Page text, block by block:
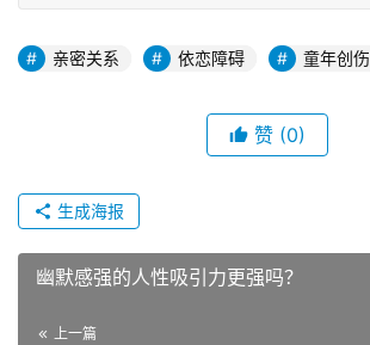
亲密关系 依恋障碍 童年创伤
赞 (0)
生成海报
幽默感强的人性吸引力更强吗？
上一篇